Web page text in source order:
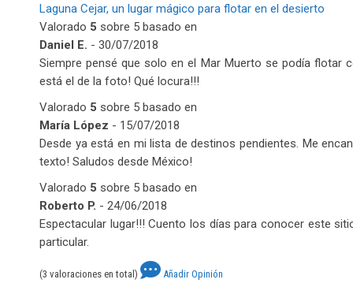
Laguna Cejar, un lugar mágico para flotar en el desierto
Valorado 5 sobre 5 basado en
Daniel E. - 30/07/2018
Siempre pensé que solo en el Mar Muerto se podía flotar
está el de la foto! Qué locura!!!
Valorado 5 sobre 5 basado en
María López - 15/07/2018
Desde ya está en mi lista de destinos pendientes. Me
texto! Saludos desde México!
Valorado 5 sobre 5 basado en
Roberto P. - 24/06/2018
Espectacular lugar!!! Cuento los días para conocer este
particular.
(3 valoraciones en total) Añadir Opinión